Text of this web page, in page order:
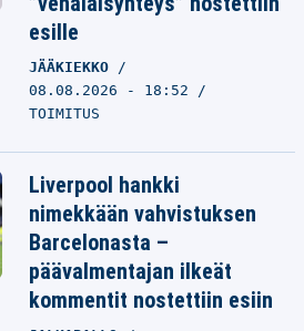
esille
JÄÄKIEKKO
08.08.2026 - 18:52
TOIMITUS
Liverpool hankki
nimekkään vahvistuksen
Barcelonasta –
päävalmentajan ilkeät
kommentit nostettiin esiin